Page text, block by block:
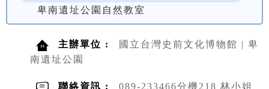
卑南遺址公園自然教室
主辦單位 :
國立台灣史前文化博物館 | 卑
南遺址公園
聯絡資訊 : 089-233466分機218 林小姐